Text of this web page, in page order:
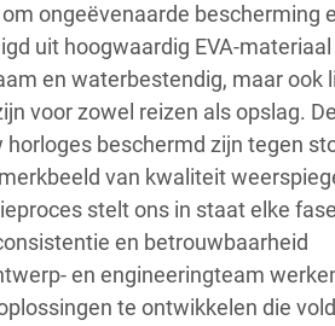
ongeëvenaarde bescherming
uit hoogwaardig EVA-materiaal
en waterbestendig, maar ook
voor zowel reizen als opslag.
beschermd zijn tegen
van kwaliteit
stelt ons in staat elke
en betrouwbaarheid
en engineeringteam
te ontwikkelen die